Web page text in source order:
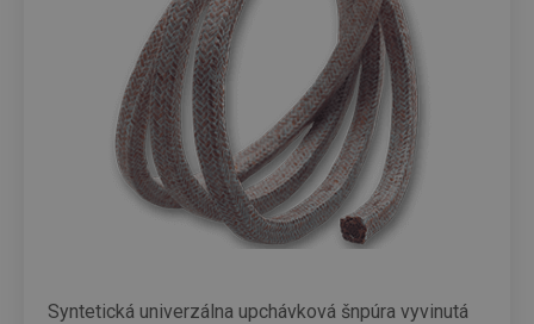
Syntetická univerzálna upchávková šnpúra vyvinutá